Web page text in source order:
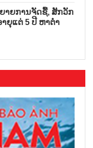
າຍການຈັດຊື້, ສັກວັກ
ຍຸແຕ່ 5 ປີ ຫາຕ່ຳ